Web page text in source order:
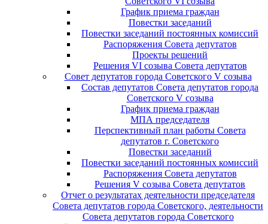
График приема граждан
Повестки заседаний
Повестки заседаний постоянных комиссий
Распоряжения Совета депутатов
Проекты решений
Решения VI созыва Совета депутатов
Совет депутатов города Советского V созыва
Состав депутатов Совета депутатов города
Советского V созыва
График приема граждан
МПА председателя
Перспективный план работы Совета
депутатов г. Советского
Повестки заседаний
Повестки заседаний постоянных комиссий
Распоряжения Совета депутатов
Решения V созыва Совета депутатов
Отчет о результатах деятельности председателя
Совета депутатов города Советского, деятельности
Совета депутатов города Советского